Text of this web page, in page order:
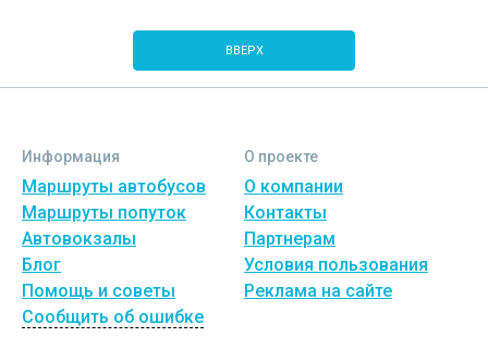
ВВЕРХ
Информация
Маршруты автобусов
Маршруты попуток
Автовокзалы
Блог
Помощь и советы
Сообщить об ошибке
О проекте
О компании
Контакты
Партнерам
Условия пользования
Реклама на сайте